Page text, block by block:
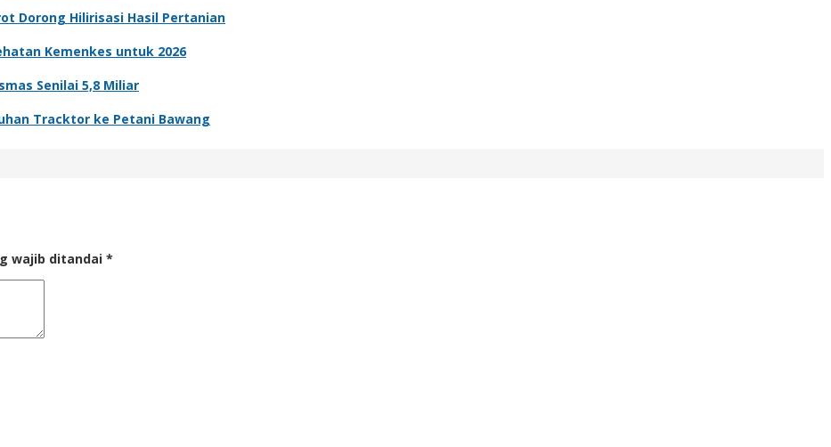
Dorong Hilirisasi Hasil Pertanian
Kemenkes untuk 2026
Senilai 5,8 Miliar
Tracktor ke Petani Bawang
wajib ditandai *